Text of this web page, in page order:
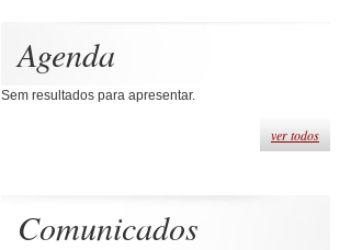
Agenda
Sem resultados para apresentar.
ver todos
Comunicados